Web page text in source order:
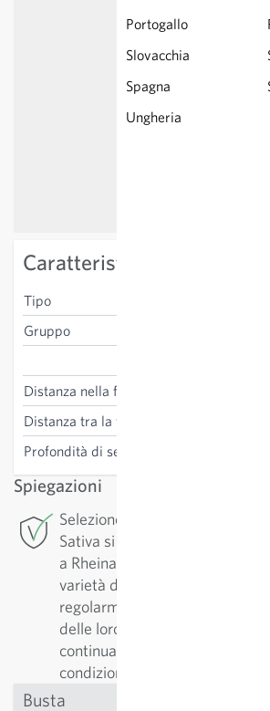
Portogallo
Slovacchia
Spagna
Ungheria
Caratteristiche specifiche
Tipo
Gruppo
Distanza nella fila
Distanza tra la fila
Profondità di semina
Spiegazioni
Selezione di conservazione:
Sativa si occupa della selezione
a Rheinau. Al fine di garantirne
varietà deve essere conservata.
regolarmente riprodotte e
delle loro qualità. Così facendo
continuamente adattate e
condizioni di coltivazione.
Busta